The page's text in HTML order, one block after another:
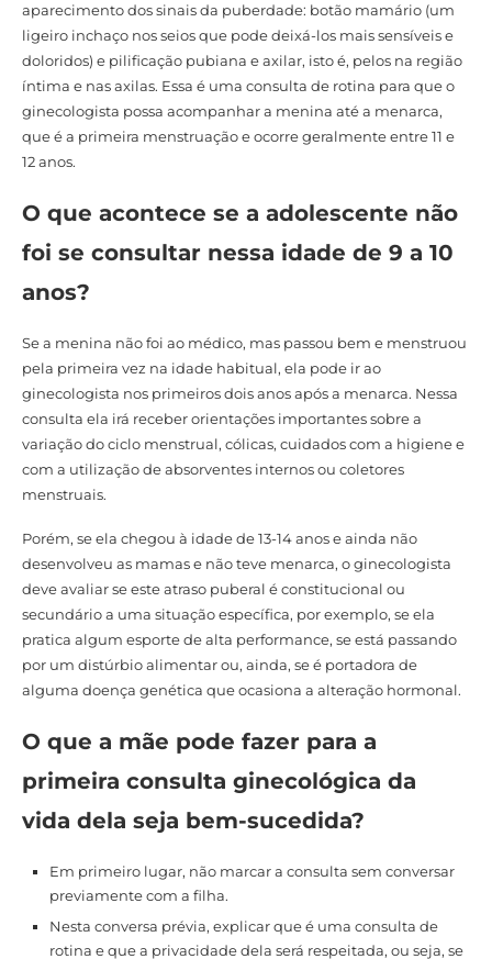
aparecimento dos sinais da puberdade: botão mamário (um
ligeiro inchaço nos seios que pode deixá-los mais sensíveis e
doloridos) e pilificação pubiana e axilar, isto é, pelos na região
íntima e nas axilas. Essa é uma consulta de rotina para que o
ginecologista possa acompanhar a menina até a menarca,
que é a primeira menstruação e ocorre geralmente entre 11 e
12 anos.
O que acontece se a adolescente não
foi se consultar nessa idade de 9 a 10
anos?
Se a menina não foi ao médico, mas passou bem e menstruou
pela primeira vez na idade habitual, ela pode ir ao
ginecologista nos primeiros dois anos após a menarca. Nessa
consulta ela irá receber orientações importantes sobre a
variação do ciclo menstrual, cólicas, cuidados com a higiene e
com a utilização de absorventes internos ou coletores
menstruais.
Porém, se ela chegou à idade de 13-14 anos e ainda não
desenvolveu as mamas e não teve menarca, o ginecologista
deve avaliar se este atraso puberal é constitucional ou
secundário a uma situação específica, por exemplo, se ela
pratica algum esporte de alta performance, se está passando
por um distúrbio alimentar ou, ainda, se é portadora de
alguma doença genética que ocasiona a alteração hormonal.
O que a mãe pode fazer para a
primeira consulta ginecológica da
vida dela seja bem-sucedida?
Em primeiro lugar, não marcar a consulta sem conversar
previamente com a filha.
Nesta conversa prévia, explicar que é uma consulta de
rotina e que a privacidade dela será respeitada, ou seja, se